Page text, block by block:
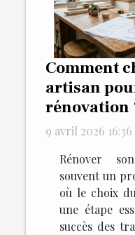
Comment
artisan
rénovation
9 avril 2026 16:36
Rénover
souvent un
où le choix
une étape
succès des